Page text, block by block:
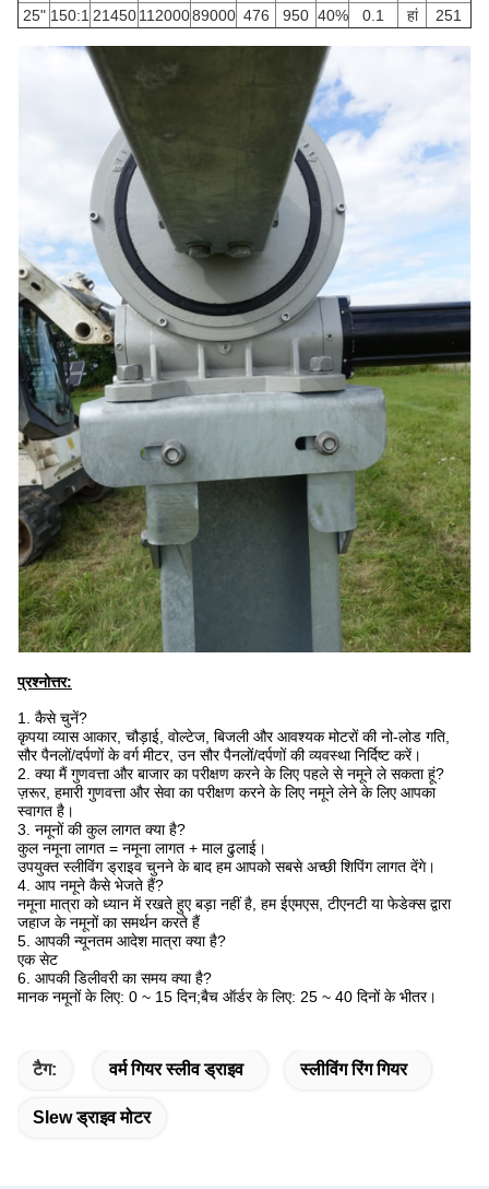
25" 150:1 21450 11200089000 476 950 40% 0.1 हां 251
प्रश्नोत्तर:
1. कैसे चुनें?
कृपया व्यास आकार, चौड़ाई, वोल्टेज, बिजली और आवश्यक मोटरों की नो-लोड गति,
सौर पैनलों/दर्पणों के वर्ग मीटर, उन सौर पैनलों/दर्पणों की व्यवस्था निर्दिष्ट करें।
2. क्या मैं गुणवत्ता और बाजार का परीक्षण करने के लिए पहले से नमूने ले सकता हूं?
ज़रूर, हमारी गुणवत्ता और सेवा का परीक्षण करने के लिए नमूने लेने के लिए आपका
स्वागत है।
3. नमूनों की कुल लागत क्या है?
कुल नमूना लागत = नमूना लागत + माल ढुलाई।
उपयुक्त स्लीविंग ड्राइव चुनने के बाद हम आपको सबसे अच्छी शिपिंग लागत देंगे।
4. आप नमूने कैसे भेजते हैं?
नमूना मात्रा को ध्यान में रखते हुए बड़ा नहीं है, हम ईएमएस, टीएनटी या फेडेक्स द्वारा
जहाज के नमूनों का समर्थन करते हैं
5. आपकी न्यूनतम आदेश मात्रा क्या है?
एक सेट
6. आपकी डिलीवरी का समय क्या है?
मानक नमूनों के लिए: 0 ~ 15 दिन;बैच ऑर्डर के लिए: 25 ~ 40 दिनों के भीतर।
टैग: वर्म गियर स्लीव ड्राइव स्लीविंग रिंग गियर
Slew ड्राइव मोटर